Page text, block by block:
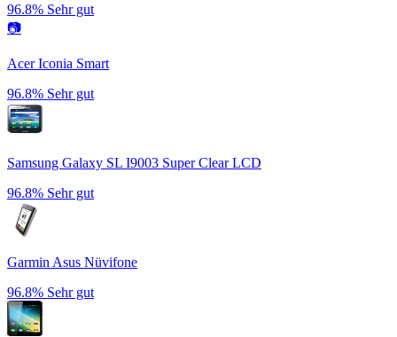
96.8% Sehr gut
📷
Acer Iconia Smart
96.8% Sehr gut
Samsung Galaxy SL I9003 Super Clear LCD
96.8% Sehr gut
Garmin Asus Nüvifone
96.8% Sehr gut